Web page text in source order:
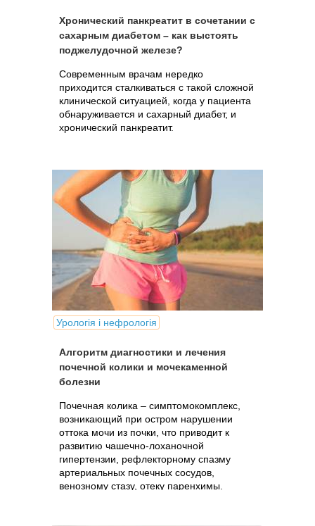
Хронический панкреатит в сочетании с
сахарным диабетом – как выстоять
поджелудочной железе?
Современным врачам нередко
приходится сталкиваться с такой сложной
клинической ситуацией, когда у пациента
обнаруживается и сахарный диабет, и
хронический панкреатит.
Урологія і нефрологія
Алгоритм диагностики и лечения
почечной колики и мочекаменной
болезни
Почечная колика – симптомокомплекс,
возникающий при остром нарушении
оттока мочи из почки, что приводит к
развитию чашечно-лоханочной
гипертензии, рефлекторному спазму
артериальных почечных сосудов,
венозному стазу, отеку паренхимы.